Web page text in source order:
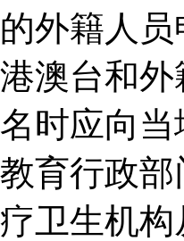
外籍人
澳台和
时应向
育行政
卫生机